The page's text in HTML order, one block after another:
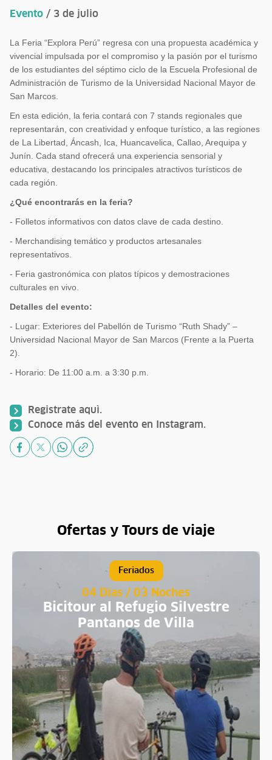
Evento / 3 de julio
La Feria “Explora Perú” regresa con una propuesta académica y
vivencial impulsada por el compromiso y la pasión por el turismo
de los estudiantes del séptimo ciclo de la Escuela Profesional de
Administración de Turismo de la Universidad Nacional Mayor de
San Marcos.
En esta edición, la feria contará con 7 stands regionales que
representarán, con creatividad y enfoque turístico, a las regiones
de La Libertad, Áncash, Ica, Huancavelica, Callao, Arequipa y
Junín. Cada stand ofrecerá una experiencia sensorial y
educativa, destacando los principales atractivos turísticos de
cada región.
¿Qué encontrarás en la feria?
- Folletos informativos con datos clave de cada destino.
- Merchandising temático y productos artesanales
representativos.
- Feria gastronómica con platos típicos y demostraciones
culturales en vivo.
Detalles del evento:
- Lugar: Exteriores del Pabellón de Turismo “Ruth Shady” –
Universidad Nacional Mayor de San Marcos (Frente a la Puerta
2).
- Horario: De 11:00 a.m. a 3:30 p.m.
Registrate aquì.
Conoce más del evento en
Instagram.
Ofertas y Tours de viaje
Feriados
04 Días / 03 Noches
Bicitour al Refugio Silvestre
Pantanos de Villa